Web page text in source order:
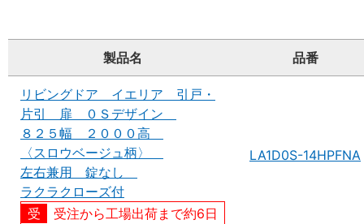
製品名 品番
リビングドア イエリア 引戸・
片引 扉 ０Ｓデザイン
８２５幅 ２０００高
〈スロウベージュ柄〉
左右兼用 錠なし
ラクラクローズ付
受注から工場出荷まで約6日
LA1D0S-14HPFNA